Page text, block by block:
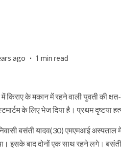
ago 1 min read
किराए के मकान में रहने वाली युवती की
के लिए भेज दिया है। प्रथम दृष्टया
बसंती यादव(30) एमएमआई अस्पताल
इसके बाद दोनों एक साथ रहने लगे।